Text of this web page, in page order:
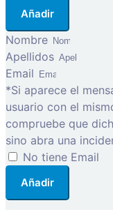
Añadir
Nombre
Apellidos
Email
*Si aparece el
usuario con el
compruebe que
sino abra una
No tiene Email
Añadir